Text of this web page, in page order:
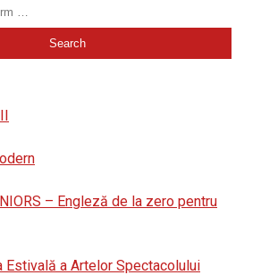
– Engleză de la zero pentru
Estivală a Artelor Spectacolului